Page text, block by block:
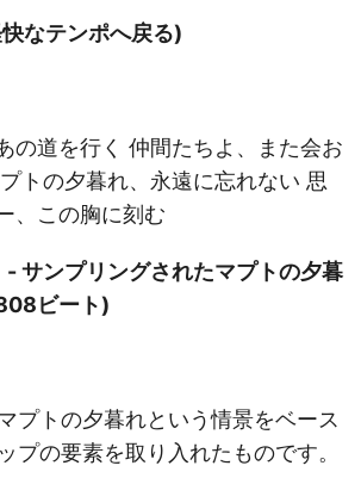
なテンポへ戻る)
の道を行く 仲間たちよ、また会お
トの夕暮れ、永遠に忘れない 思
、この胸に刻む
- サンプリングされたマプトの夕暮
ビート)
プトの夕暮れという情景をベース
プの要素を取り入れたものです。